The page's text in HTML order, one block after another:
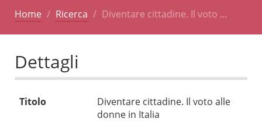
Home Ricerca Diventare cittadine. Il voto …
Dettagli
Titolo
Diventare cittadine. Il voto alle
donne in Italia